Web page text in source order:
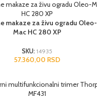
makaze za živu ogradu Oleo-
Mac HC 280 XP
SKU: 14935
57.360,00 RSD